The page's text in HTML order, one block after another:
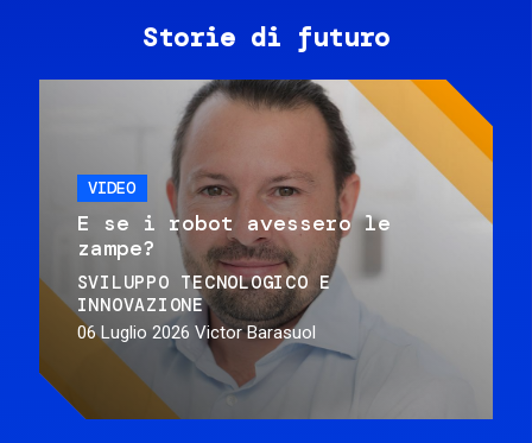
Storie di futuro
VIDEO
E se i robot avessero le
zampe?
SVILUPPO TECNOLOGICO E
INNOVAZIONE
06 Luglio 2026 Victor Barasuol